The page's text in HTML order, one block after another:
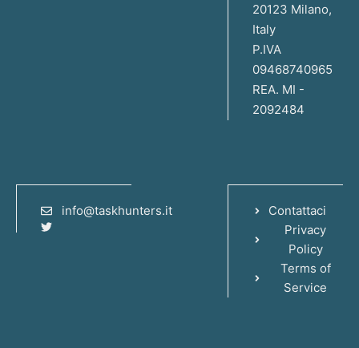
20123 Milano,
Italy
P.IVA
09468740965
REA. MI -
2092484
info@taskhunters.it
Contattaci
Privacy
Policy
Terms of
Service